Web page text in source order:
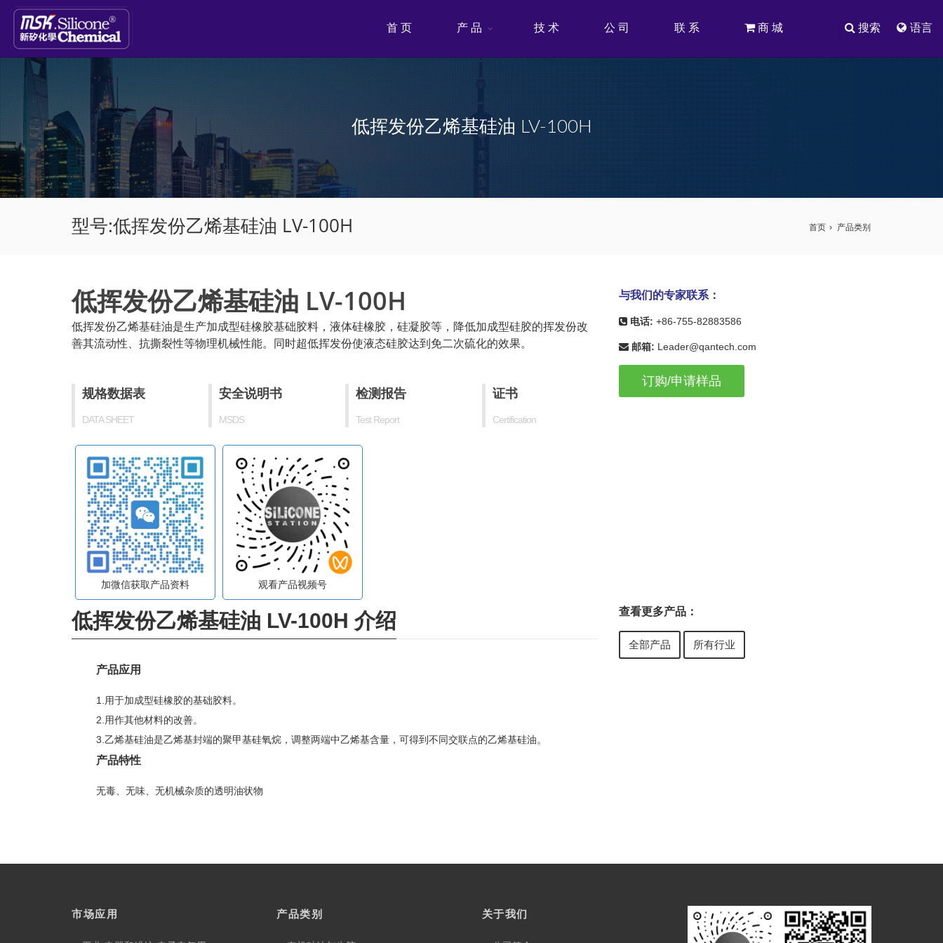
语言
搜索
首 页 产 品 技 术 公 司 联 系 商 城
低挥发份乙烯基硅油 LV-100H
型号:低挥发份乙烯基硅油 LV-100H 首页 产品类别
低挥发份乙烯基硅油 LV-100H
低挥发份乙烯基硅油是生产加成型硅橡胶基础胶料，液体硅橡胶，硅凝胶等，降低加成型硅胶的挥发份改
善其流动性、抗撕裂性等物理机械性能。同时超低挥发份使液态硅胶达到免二次硫化的效果。
规格数据表
DATA SHEET
安全说明书
MSDS
检测报告
Test Report
证书
Certification
加微信获取产品资料 观看产品视频号
与我们的专家联系：
电话: +86-755-82883586
邮箱: Leader@qantech.com
订购/申请样品
低挥发份乙烯基硅油 LV-100H 介绍
产品应用
1.用于加成型硅橡胶的基础胶料。
2.用作其他材料的改善。
3.乙烯基硅油是乙烯基封端的聚甲基硅氧烷，调整两端中乙烯基含量，可得到不同交联点的乙烯基硅油。
产品特性
无毒、无味、无机械杂质的透明油状物
查看更多产品：
全部产品 所有行业
市场应用 产品类别 关于我们